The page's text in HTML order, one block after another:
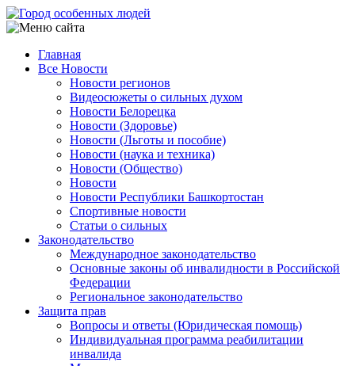
Перейти
к
содержанию
Main
navigation
Главная
Все Новости
Новости регионов
Видеосюжеты о сильных духом
Новости Белорецка
Новости (Здоровье)
Новости (Льготы и пособие)
Новости (наука и техника)
Новости (Общество)
Новости
Новости Республики Башкортостан
Спортивные новости
Статьи о сильных
Законодательство
Международное законодательство
Основные законы об инвалидности в Российской
Федерации
Региональное законодательство
Защита прав
Вопросы и ответы (Юридическая помощь)
Индивидуальная программа реабилитации
инвалида